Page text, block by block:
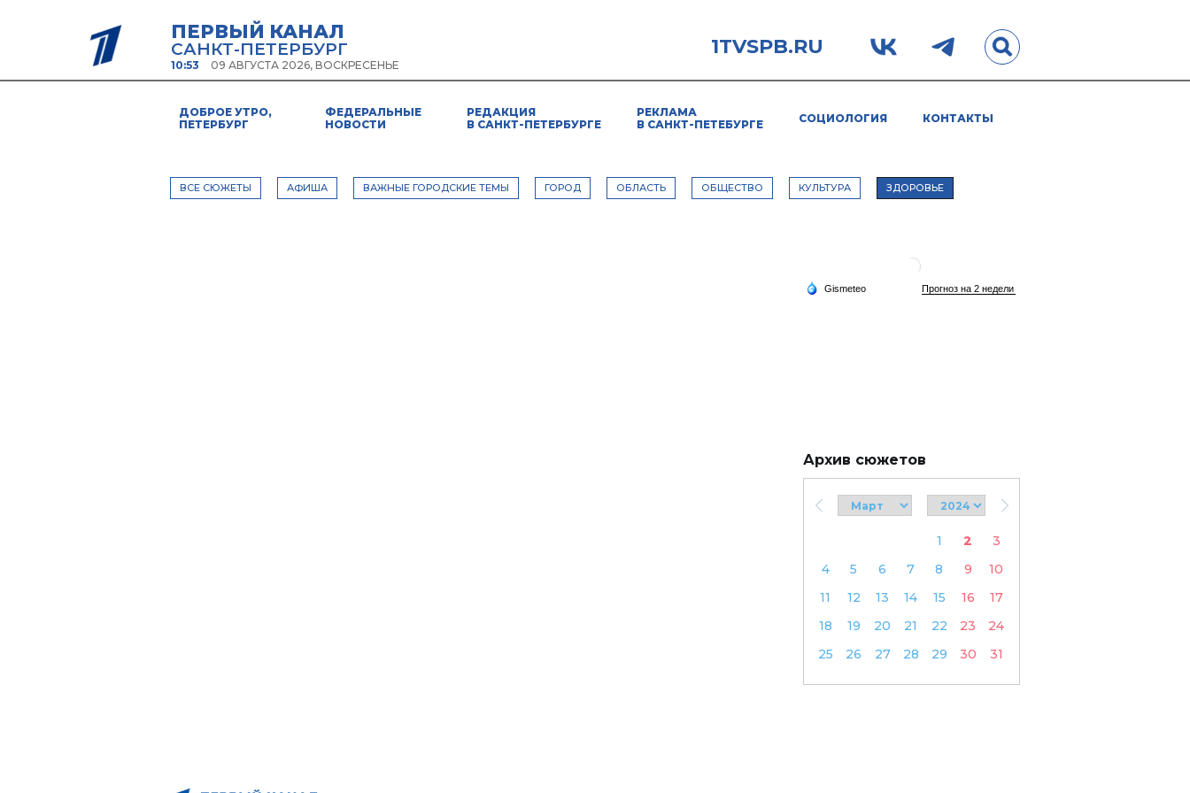
ПЕРВЫЙ КАНАЛ
САНКТ-ПЕТЕРБУРГ
10:53 09 АВГУСТА 2026, ВОСКРЕСЕНЬЕ
1TVSPB.RU
ДОБРОЕ УТРО,
ПЕТЕРБУРГ
ФЕДЕРАЛЬНЫЕ
НОВОСТИ
РЕДАКЦИЯ
В САНКТ-ПЕТЕРБУРГЕ
РЕКЛАМА
В САНКТ-ПЕТЕБУРГЕ
СОЦИОЛОГИЯ КОНТАКТЫ
ВСЕ СЮЖЕТЫ АФИША ВАЖНЫЕ ГОРОДСКИЕ ТЕМЫ ГОРОД ОБЛАСТЬ ОБЩЕСТВО КУЛЬТУРА ЗДОРОВЬЕ
Архив сюжетов
1 2
3
4
5 6 7 8 9
10
11
12 13 14 15 16
17
18
19 20 21 22 23
24
25
26 27 28 29 30 31